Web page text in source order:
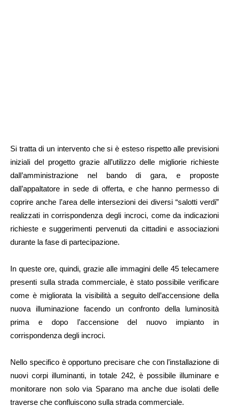
Si tratta di un intervento che si è esteso rispetto alle previsioni
iniziali del progetto grazie all’utilizzo delle migliorie richieste
dall’amministrazione nel bando di gara, e proposte
dall’appaltatore in sede di offerta, e che hanno permesso di
coprire anche l’area delle intersezioni dei diversi “salotti verdi”
realizzati in corrispondenza degli incroci, come da indicazioni
richieste e suggerimenti pervenuti da cittadini e associazioni
durante la fase di partecipazione.
In queste ore, quindi, grazie alle immagini delle 45 telecamere
presenti sulla strada commerciale, è stato possibile verificare
come è migliorata la visibilità a seguito dell’accensione della
nuova illuminazione facendo un confronto della luminosità
prima e dopo l’accensione del nuovo impianto in
corrispondenza degli incroci.
Nello specifico è opportuno precisare che con l’installazione di
nuovi corpi illuminanti, in totale 242, è possibile illuminare e
monitorare non solo via Sparano ma anche due isolati delle
traverse che confluiscono sulla strada commerciale.